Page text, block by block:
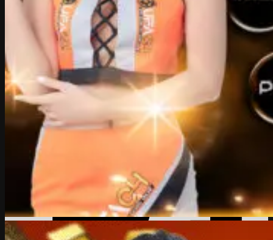
นาน และที่สำคัญที่สุดคือ ทุกครั้งที่คุณทักเข้ามา จะได้รับคำ
ตอบจากเจ้าหน้าที่จริงที่เข้าใจระบบอย่างลึกซึ้ง ไม่ใช่แค่การแจ้ง
ปัญหาเท่านั้น แต่คุณยังสามารถ ขอรับโปรลับเฉพาะในแชท ได้
ด้วย เงื่อนไขไม่ซับซ้อน แจกจริงทั้งยูสใหม่และยูสเก่า แบบไม่
ต้องรอโปรหน้าเว็บหรือเสียเวลาลุ้น ทีมงานพร้อมให้ข้อมูลอย่าง
ครบถ้วน ตรงไปตรงมา ไม่ปิดบังรายละเอียด เพื่อให้คุณมั่นใจใน
ทุกขั้นตอนที่ใช้งานufac4 พร้อมให้บริการด้วยความใส่ใจและ
ความถูกต้อง เพื่อให้ผู้ใช้งานทุกคนได้รับประโยชน์สูงสุดจาก
การติดต่อทุกครั้ง